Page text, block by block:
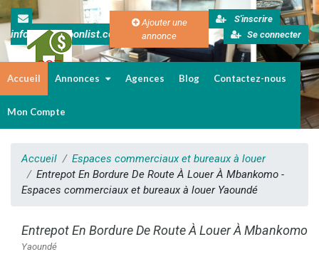
info@cameroonlist.com
Ajouter une
annonce
S'inscrire
Se connecter
Accueil Annonces Agences Blog Contactez-nous
Mon Compte
Accueil
Espaces commerciaux et bureaux à louer
Entrepot En Bordure De Route À Louer À Mbankomo -
Espaces commerciaux et bureaux à louer Yaoundé
Entrepot En Bordure De Route À Louer À Mbankomo
Yaoundé